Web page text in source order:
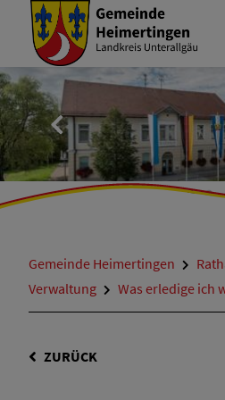
Gemeinde Heimertingen
Verwaltung
Was erledige ich
ZURÜCK